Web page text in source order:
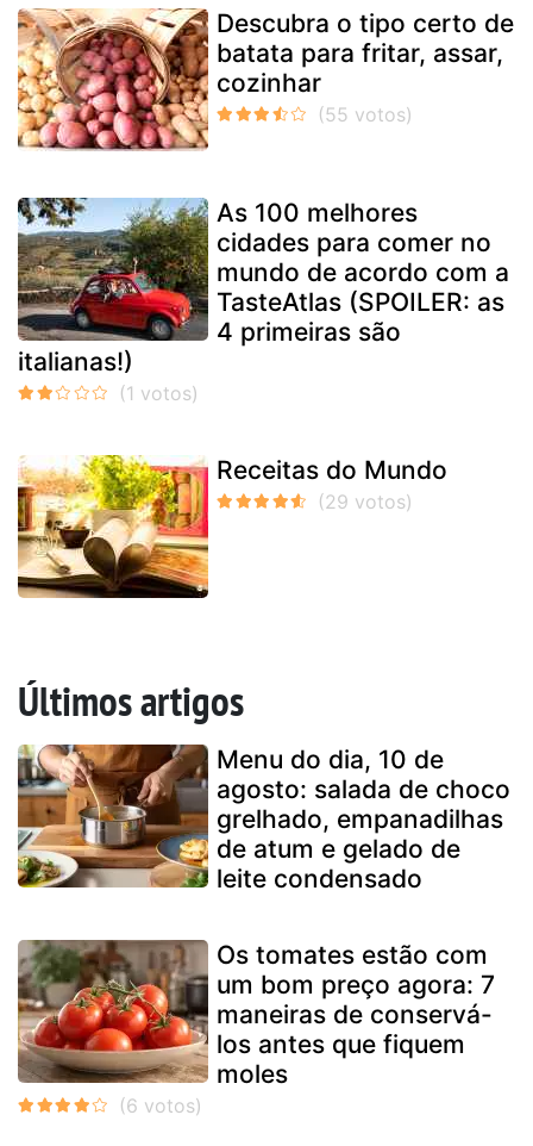
Descubra o tipo certo de
batata para fritar, assar,
cozinhar
As 100 melhores
cidades para comer no
mundo de acordo com a
TasteAtlas (SPOILER: as
4 primeiras são
italianas!)
Receitas do Mundo
Últimos artigos
Menu do dia, 10 de
agosto: salada de choco
grelhado, empanadilhas
de atum e gelado de
leite condensado
Os tomates estão com
um bom preço agora: 7
maneiras de conservá-
los antes que fiquem
moles